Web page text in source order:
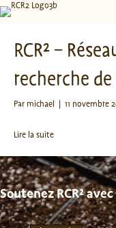
RCR² –
recherche
Parmichael | 11 novembre
Lire la suite
Soutenez RCR²